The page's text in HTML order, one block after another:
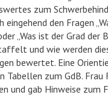
zum
eingehend den Fragen
„Was ist der Grad der
und wie werden
bewertet. Eine
Tabellen zum GdB.
und gab Hinweise zum